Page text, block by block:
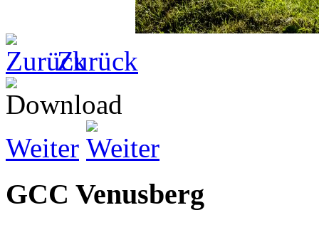
Zurück
Weiter
GCC Venusberg